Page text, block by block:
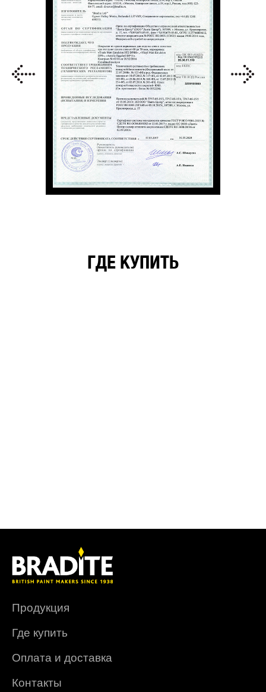
ГДЕ КУПИТЬ
Продукция
Где купить
Оплата и доставка
Контакты